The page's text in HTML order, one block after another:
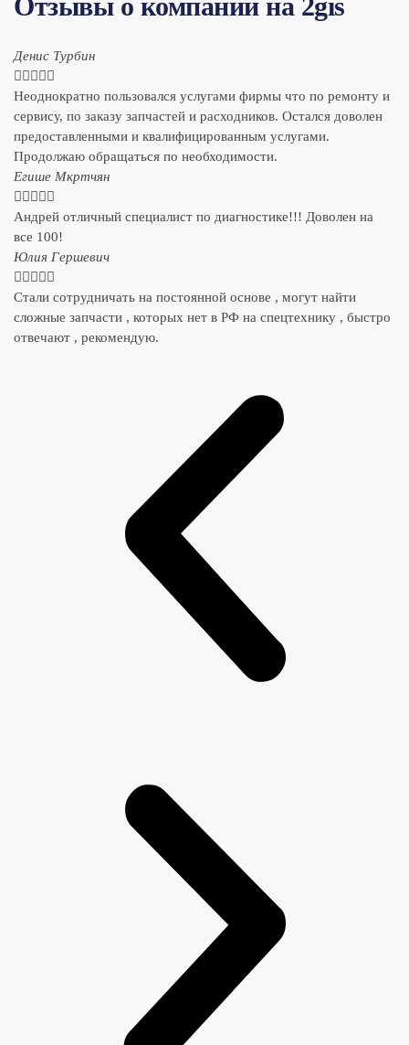
Отзывы о компании на 2gis
Денис Турбин
    
Неоднократно пользовался услугами фирмы что по ремонту и
сервису, по заказу запчастей и расходников. Остался доволен
предоставленными и квалифицированным услугами.
Продолжаю обращаться по необходимости.
​Егише Мкртчян
    
Андрей отличный специалист по диагностике!!! Доволен на
все 100!
​Юлия Гершевич
    
Стали сотрудничать на постоянной основе , могут найти
сложные запчасти , которых нет в РФ на спецтехнику , быстро
отвечают , рекомендую.